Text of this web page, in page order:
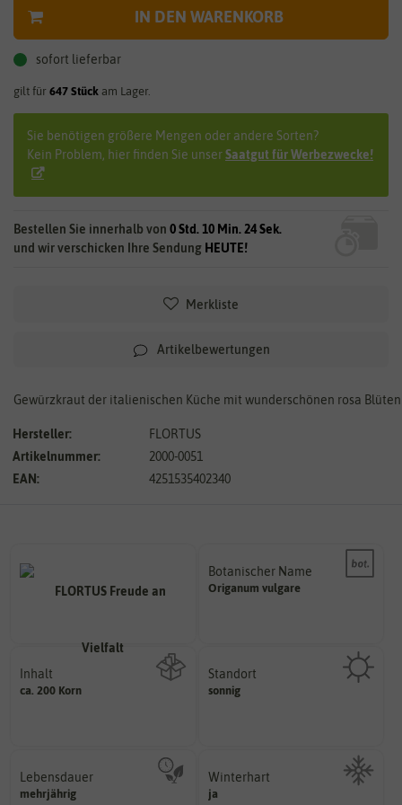
IN DEN WARENKORB
sofort lieferbar
gilt für 647 Stück am Lager.
Sie benötigen größere Mengen oder andere Sorten?
Kein Problem, hier finden Sie unserSaatgut für Werbezwecke!
Bestellen Sie innerhalb von 0 Std. 10 Min. 23 Sek.
und wir verschicken Ihre Sendung HEUTE!
Merkliste
Artikelbewertungen
Gewürzkraut der italienischen Küche mit wunderschönen rosa Blüten
Hersteller:
FLORTUS
Artikelnummer:
2000-0051
EAN:
4251535402340
Inhalt
ca. 200 KornWie viel ist enthalten
Botanischer Name
Origanum vulgare
Namen zur eindeutigen
Bestimmung der Pflanze.
Standort
sonnig
Pflanze? (schattig, halbschattig,
sonnig, vollsonnig)
Winterhart
ja
Probleme überwintern können.
Lebensdauer
mehrjährig
einjährig, zweijährig oder
mehrjährig.